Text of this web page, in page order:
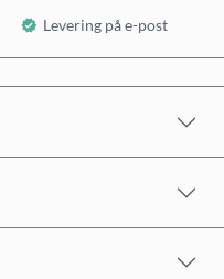
Levering på e-post